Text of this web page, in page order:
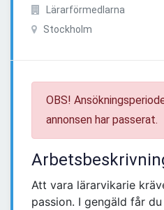
Lärarförmedlarna
Stockholm
OBS!
annonsen har passerat.
Att vara lärarvikarie
passion. I gengäld får